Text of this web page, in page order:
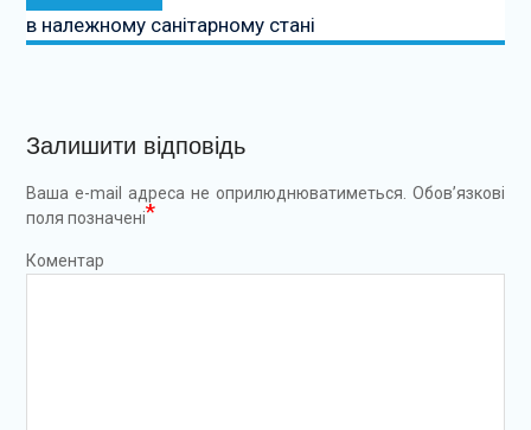
в належному санітарному стані
Залишити відповідь
Ваша e-mail адреса не оприлюднюватиметься. Обов’язкові
поля позначені*
Коментар